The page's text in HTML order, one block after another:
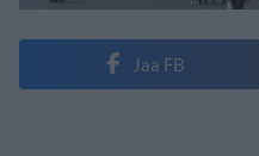
Jaa FB